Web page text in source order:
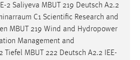
2 Saliyeva MBUT 219 Deutsch A2.2
C1 Scientific Research and
MBUT 219 Wind and Hydropower
Management and
Tiefel MBUT 222 Deutsch A2.2 IEE-